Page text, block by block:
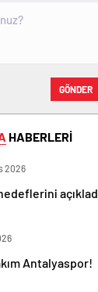
GÖNDER
açıkladı.
Antalyaspor!